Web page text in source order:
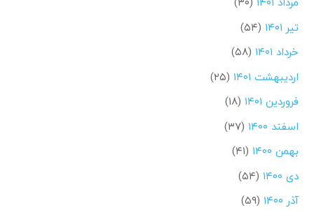
تیر ۱۴۰۱
(۵۴)
خرداد ۱۴۰۱
(۵۸)
اردیبهشت ۱۴۰۱
(۲۵)
فروردین ۱۴۰۱
(۱۸)
اسفند ۱۴۰۰
(۳۷)
بهمن ۱۴۰۰
(۴۱)
دی ۱۴۰۰
(۵۴)
آذر ۱۴۰۰
(۵۹)